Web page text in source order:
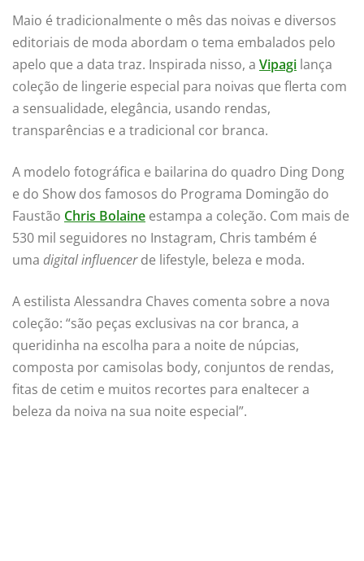
Maio é tradicionalmente o mês das noivas e diversos
editoriais de moda abordam o tema embalados pelo
apelo que a data traz. Inspirada nisso, a Vipagi lança
coleção de lingerie especial para noivas que flerta com
a sensualidade, elegância, usando rendas,
transparências e a tradicional cor branca.
A modelo fotográfica e bailarina do quadro Ding Dong
e do Show dos famosos do Programa Domingão do
Faustão Chris Bolaine estampa a coleção. Com mais de
530 mil seguidores no Instagram, Chris também é
uma digital influencerde lifestyle, beleza e moda.
A estilista Alessandra Chaves comenta sobre a nova
coleção: “são peças exclusivas na cor branca, a
queridinha na escolha para a noite de núpcias,
composta por camisolas body, conjuntos de rendas,
fitas de cetim e muitos recortes para enaltecer a
beleza da noiva na sua noite especial”.